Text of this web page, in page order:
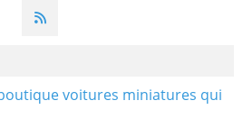
voitures miniatures qui